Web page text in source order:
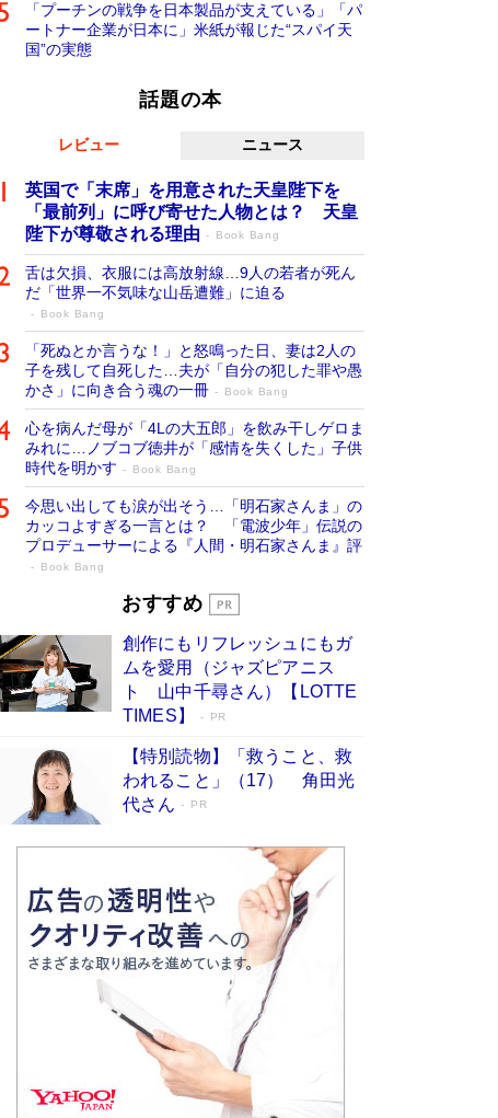
「プーチンの戦争を日本製品が支えている」「パ
ートナー企業が日本に」米紙が報じた“スパイ天
国”の実態
話題の本
レビュー ニュース
英国で「末席」を用意された天皇陛下を
「最前列」に呼び寄せた人物とは？ 天皇
陛下が尊敬される理由
Book Bang
舌は欠損、衣服には高放射線…9人の若者が死ん
だ「世界一不気味な山岳遭難」に迫る
Book Bang
「死ぬとか言うな！」と怒鳴った日、妻は2人の
子を残して自死した…夫が「自分の犯した罪や愚
かさ」に向き合う魂の一冊
Book Bang
心を病んだ母が「4Lの大五郎」を飲み干しゲロま
みれに…ノブコブ徳井が「感情を失くした」子供
時代を明かす
Book Bang
今思い出しても涙が出そう…「明石家さんま」の
カッコよすぎる一言とは？ 「電波少年」伝説の
プロデューサーによる『人間・明石家さんま』評
Book Bang
「宇宙兄弟」最終46巻がベストセラー1
物語に幕 特装版には「宇宙で描かれたマ
ンガ」も収録
Book Bang
美輪明宏 晩年の回答を集めた『ほほえんで生き
るための人生相談』がランクイン［エンターテイ
メントベストセラー］
Book Bang
「『火垂るの墓』は、大嘘である」原作者が抱き
続けた“自責の念”とは…「自己憐憫は描きたくな
い」監督が徹底的にこだわったこと（後編） #
戦争の記憶
Book Bang
「叱って伸びるやつは、褒めたらもっと伸びる」
俳優・高嶋政伸が家族に教わった“人を育てるコ
ツ”…芸への考え方を明かす
Book Bang
東野圭吾、伊坂幸太郎の人気シリーズ最新作どち
らも文庫化 映画化された直木賞受賞作もランク
イン［文庫ベストセラー］
Book Bang
おすすめ
創作にもリフレッシュにもガ
ムを愛用（ジャズピアニス
ト 山中千尋さん）【LOTTE
TIMES】
PR
【特別読物】「救うこと、救
われること」（17） 角田光
代さん
PR